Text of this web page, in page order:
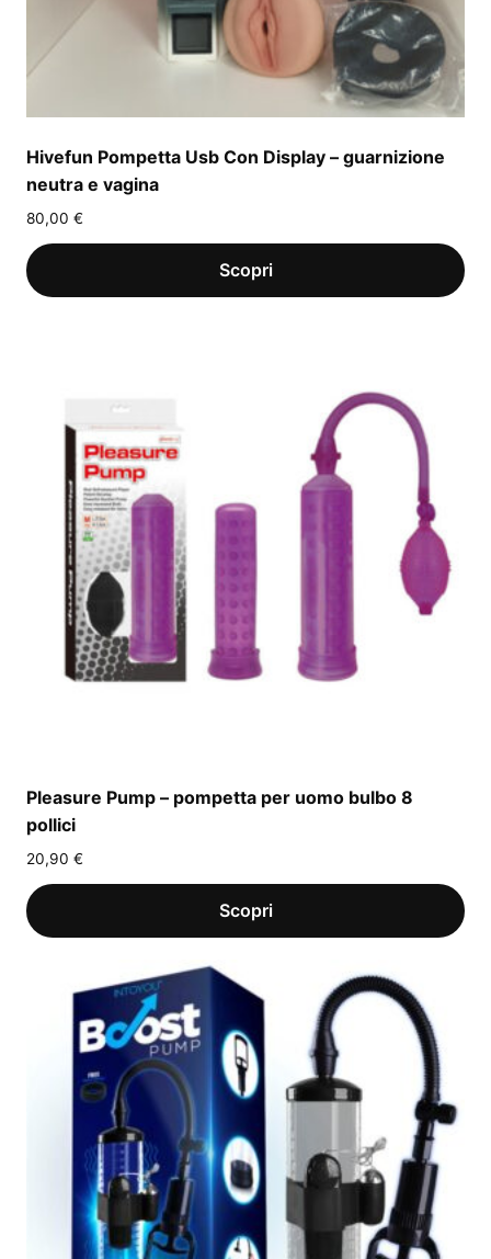
Hivefun Pompetta Usb Con Display – guarnizione
neutra e vagina
80,00 €
Pleasure Pump – pompetta per uomo bulbo 8
pollici
20,90 €